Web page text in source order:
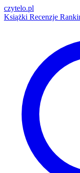
czytelo.pl
Książki Recenzje